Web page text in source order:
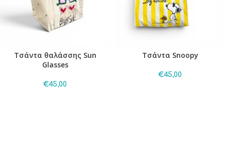
Τσάντα θαλάσσης Sun
Glasses
€45,00
Τσάντα Snoopy
€45,00